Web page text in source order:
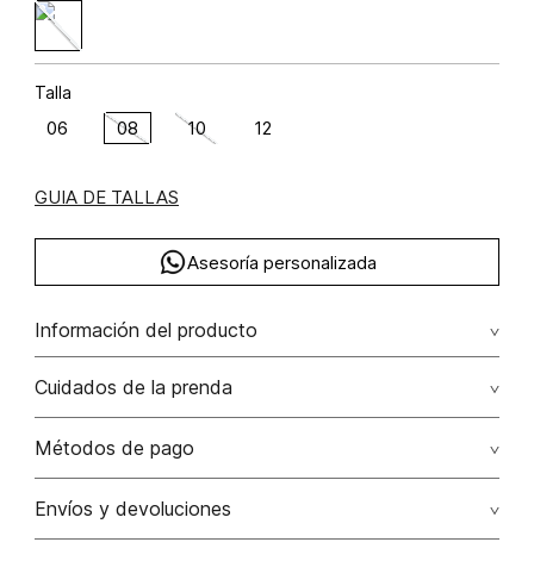
Talla
06 08 10 12
GUIA DE TALLAS
Asesoría personalizada
Información del producto
Algodón 97% elastano 3% 97.00% algodón/cotton3.00%
elastano/elastane
Cuidados de la prenda
Lavar a mano por separado / no dejar en remojo / no
No usar lejia
Métodos de pago
Tarjetas de crédito: Visa, Dinners, Master Card y American
Envíos y devoluciones